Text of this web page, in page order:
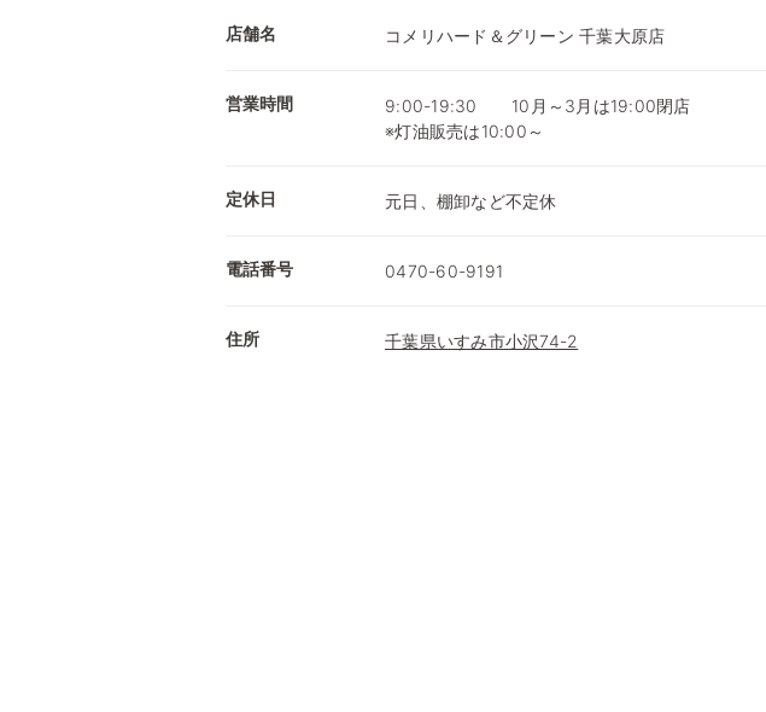
店舗名 コメリハード＆グリーン 千葉大原店
営業時間
9:00-19:30 10月～3月は19:00閉店
※灯油販売は10:00～
定休日 元日、棚卸など不定休
電話番号 0470-60-9191
住所 千葉県いすみ市小沢74-2